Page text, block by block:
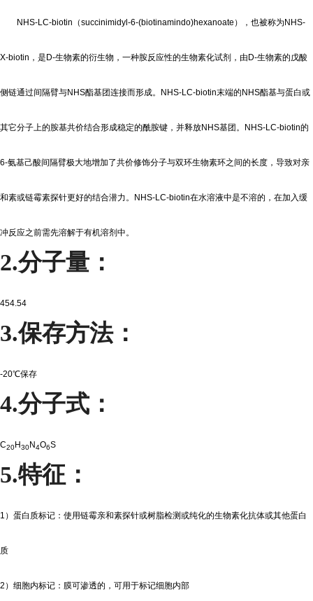
NHS-LC-biotin （succinimidyl-6-(biotinamindo)hexanoate ），也被称为 NHS-
X-biotin ，是 D-生物素的衍生物，一种胺反应性的生物素化试剂，由 D-生物素的戊酸
侧链通过间隔臂与NHS酯基团连接而形成。 NHS-LC-biotin末端的 NHS酯基与蛋白或
其它分子上的胺基共价结合形成稳定的酰胺键，并释放NHS基团。 NHS-LC-biotin的
6-氨基己酸间隔臂极大地增加了共价修饰分子与双环生物素环之间的长度，导致对亲
和素或链霉素探针更好的结合潜力。 NHS-LC-biotin在水溶液中是不溶的，在加入缓
冲反应之前需先溶解于有机溶剂中。
2.分子量：
454.54
3.保存方法：
-20℃保存
4.分子式：
C20H30N4O6S
5.特征：
1 ）蛋白质标记：使用链霉亲和素探针或树脂检测或纯化的生物素化抗体或其他蛋白
质
2 ）细胞内标记：膜可渗透的，可用于标记细胞内部